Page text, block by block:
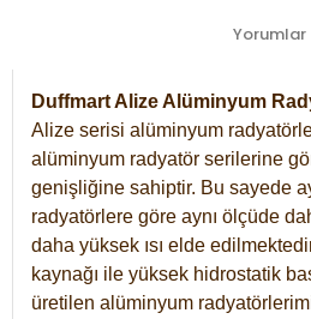
Yorumlar
Duffmart Alize Alüminyum
Alize serisi alüminyum
alüminyum radyatör serilerine
genişliğine sahiptir. Bu sayede
radyatörlere göre aynı ölçüde
daha yüksek ısı elde
kaynağı ile yüksek hidrostatik
üretilen alüminyum